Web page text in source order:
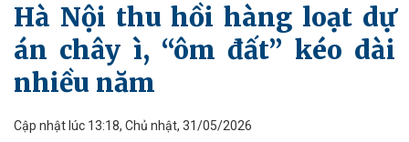
Hà Nội thu hồi hàng loạt dự
án chây ì, “ôm đất” kéo dài
nhiều năm
Cập nhật lúc 13:18, Chủ nhật, 31/05/2026